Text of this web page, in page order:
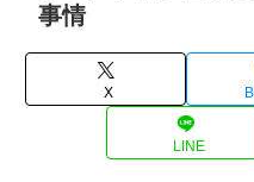
事情
X
LINE